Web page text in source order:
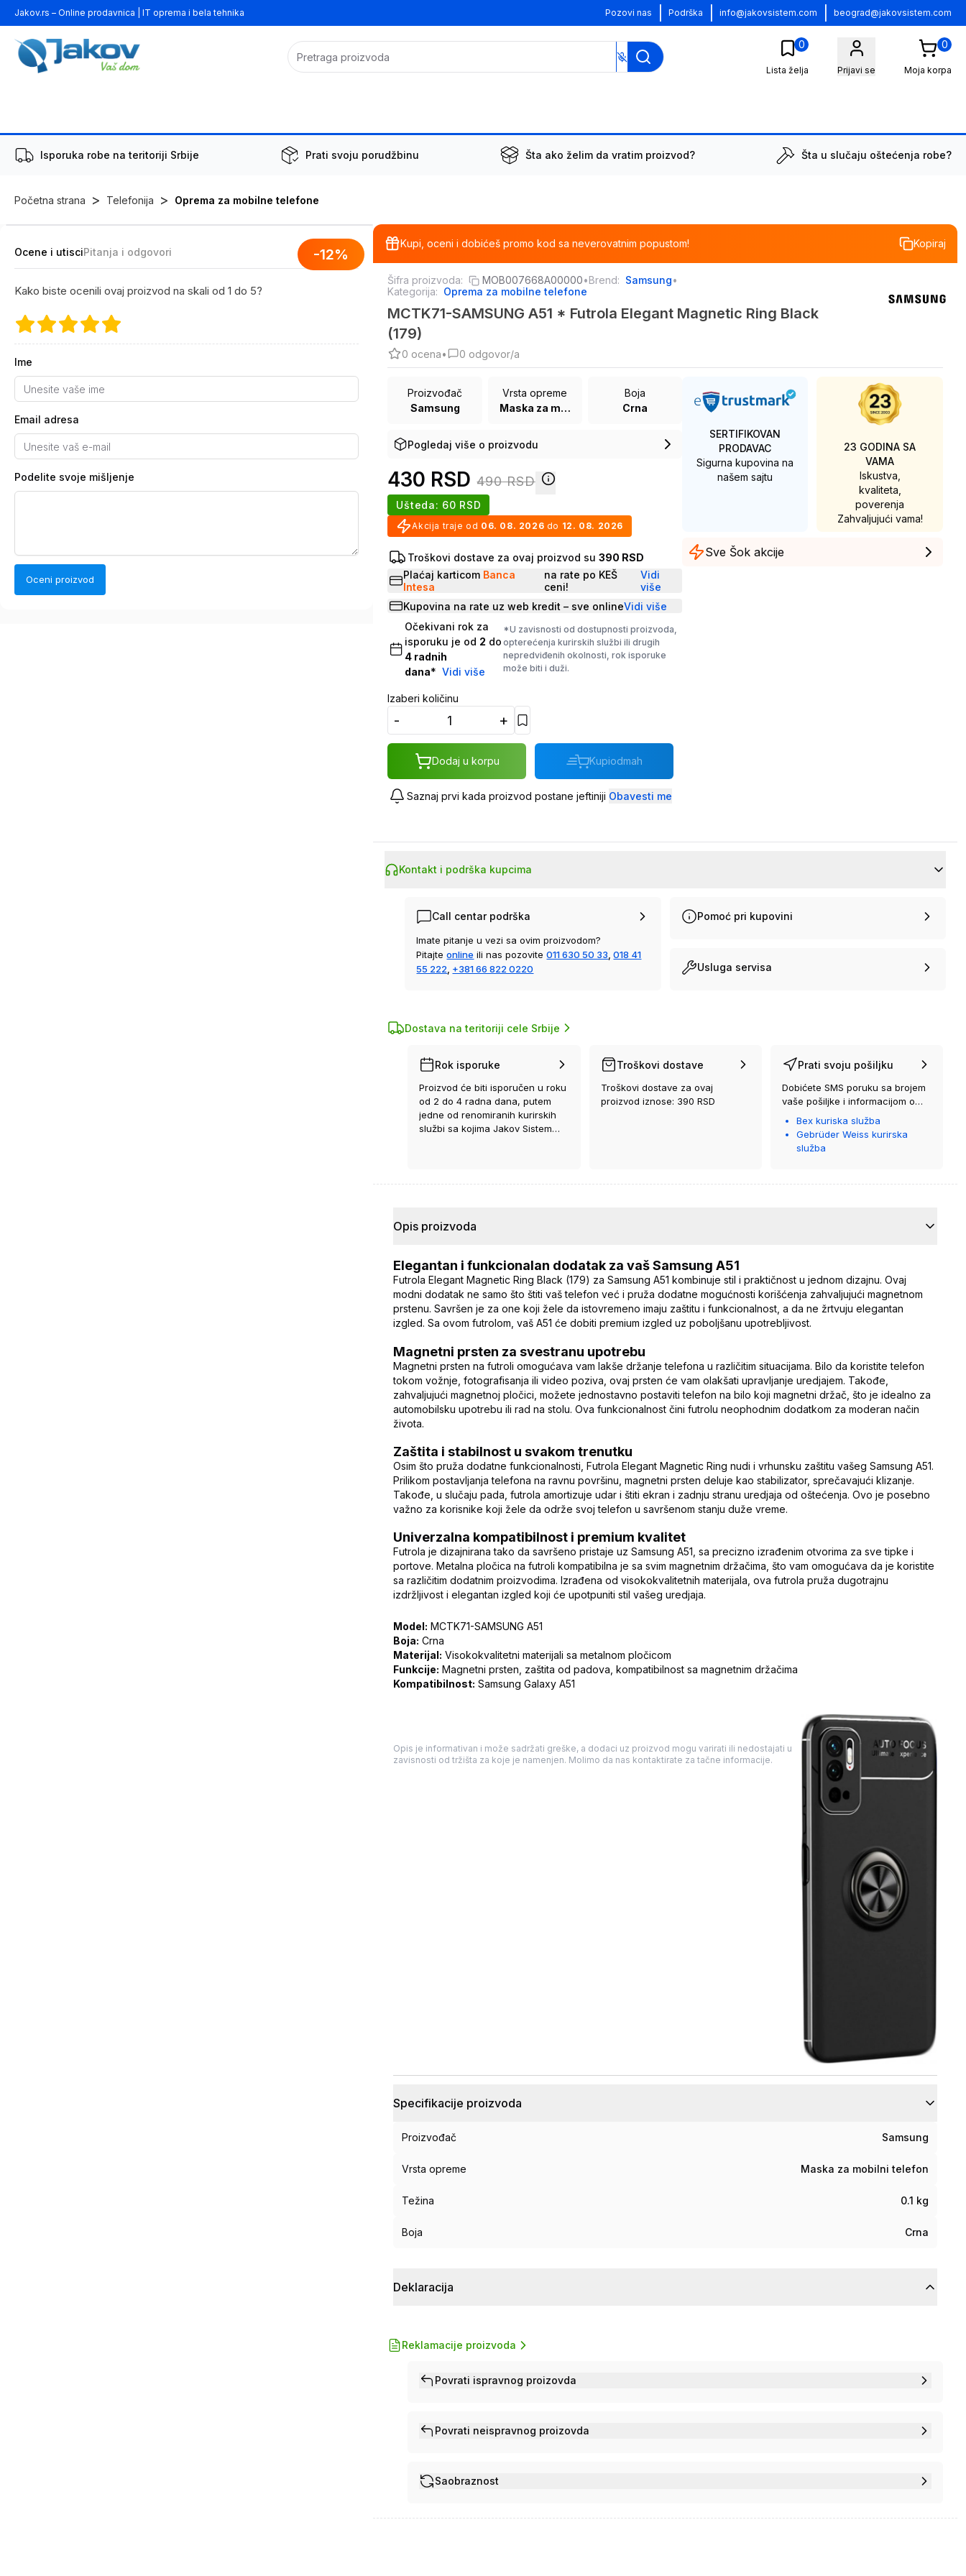
Jakov.rs – Online prodavnica | IT oprema i bela tehnika Pozovi nas Podrška info@jakovsistem.com beograd@jakovsistem.com
0
Lista želja Prijavi se
0
Moja korpa
Isporuka robe na teritoriji Srbije Prati svoju porudžbinu Šta ako želim da vratim proizvod? Šta u slučaju oštećenja robe?
Početna strana > Telefonija > Oprema za mobilne telefone
-12%
Ocene i utisciPitanja i odgovori
Kako biste ocenili ovaj proizvod na skali od 1 do 5?
Ime
Email adresa
Podelite svoje mišljenje
Oceni proizvod
Kupi, oceni i dobićeš promo kod sa neverovatnim popustom! Kopiraj
Šifra proizvoda: MOB007668A00000•Brend: Samsung•
Kategorija: Oprema za mobilne telefone
MCTK71-SAMSUNG A51 * Futrola Elegant Magnetic Ring Black
(179)
0 ocena• 0 odgovor/a
Proizvođač
Samsung
Vrsta opreme
Maska za mobilni telefon
Boja
Crna
Pogledaj više o proizvodu
430 RSD 490RSD
Ušteda: 60 RSD
Akcija traje od 06. 08. 2026 do 12. 08. 2026
Troškovi dostave za ovaj proizvod su 390 RSD
Plaćaj karticom Banca
Intesa
na rate po KEŠ
ceni!
Vidi
više
Kupovina na rate uz web kredit – sve onlineVidi više
Očekivani rok za
isporuku je od 2 do
4 radnih
dana* Vidi više
*U zavisnosti od dostupnosti proizvoda,
opterećenja kurirskih službi ili drugih
nepredviđenih okolnosti, rok isporuke
može biti i duži.
Izaberi količinu
- +
Dodaj u korpu Kupiodmah
Saznaj prvi kada proizvod postane jeftiniji Obavesti me
SERTIFIKOVAN
PRODAVAC
Sigurna kupovina na
našem sajtu
23 GODINA SA
VAMA
Iskustva,
kvaliteta,
poverenja
Zahvaljujući vama!
Sve Šok akcije
Kontakt i podrška kupcima
Call centar podrška
Imate pitanje u vezi sa ovim proizvodom?
Pitajte online ili nas pozovite 011 630 50 33 018 41
55 222 +381 66 822 0220
Pomoć pri kupovini
Usluga servisa
Dostava na teritoriji cele Srbije
Rok isporuke
Proizvod će biti isporučen u roku
od 2 do 4 radna dana, putem
jedne od renomiranih kurirskih
službi sa kojima Jakov Sistem
Troškovi dostave
Troškovi dostave za ovaj
proizvod iznose: 390 RSD
Prati svoju pošiljku
Dobićete SMS poruku sa brojem
vaše pošiljke i informacijom o
kurirskoj službi koja će vam je
Bex kuriska služba
Gebrüder Weiss kurirska
služba
Opis proizvoda
Elegantan i funkcionalan dodatak za vaš Samsung A51
Futrola Elegant Magnetic Ring Black (179) za Samsung A51 kombinuje stil i praktičnost u jednom dizajnu. Ovaj
modni dodatak ne samo što štiti vaš telefon već i pruža dodatne mogućnosti korišćenja zahvaljujući magnetnom
prstenu. Savršen je za one koji žele da istovremeno imaju zaštitu i funkcionalnost, a da ne žrtvuju elegantan
izgled. Sa ovom futrolom, vaš A51 će dobiti premium izgled uz poboljšanu upotrebljivost.
Magnetni prsten za svestranu upotrebu
Magnetni prsten na futroli omogućava vam lakše držanje telefona u različitim situacijama. Bilo da koristite telefon
tokom vožnje, fotografisanja ili video poziva, ovaj prsten će vam olakšati upravljanje uredjajem. Takođe,
zahvaljujući magnetnoj pločici, možete jednostavno postaviti telefon na bilo koji magnetni držač, što je idealno za
automobilsku upotrebu ili rad na stolu. Ova funkcionalnost čini futrolu neophodnim dodatkom za moderan način
života.
Zaštita i stabilnost u svakom trenutku
Osim što pruža dodatne funkcionalnosti, Futrola Elegant Magnetic Ring nudi i vrhunsku zaštitu vašeg Samsung A51.
Prilikom postavljanja telefona na ravnu površinu, magnetni prsten deluje kao stabilizator, sprečavajući klizanje.
Takođe, u slučaju pada, futrola amortizuje udar i štiti ekran i zadnju stranu uredjaja od oštećenja. Ovo je posebno
važno za korisnike koji žele da održe svoj telefon u savršenom stanju duže vreme.
Univerzalna kompatibilnost i premium kvalitet
Futrola je dizajnirana tako da savršeno pristaje uz Samsung A51, sa precizno izrađenim otvorima za sve tipke i
portove. Metalna pločica na futroli kompatibilna je sa svim magnetnim držačima, što vam omogućava da je koristite
sa različitim dodatnim proizvodima. Izrađena od visokokvalitetnih materijala, ova futrola pruža dugotrajnu
izdržljivost i elegantan izgled koji će upotpuniti stil vašeg uredjaja.
Model: MCTK71-SAMSUNG A51
Boja: Crna
Materijal: Visokokvalitetni materijali sa metalnom pločicom
Funkcije: Magnetni prsten, zaštita od padova, kompatibilnost sa magnetnim držačima
Kompatibilnost: Samsung Galaxy A51
Opis je informativan i može sadržati greške, a dodaci uz proizvod mogu varirati ili nedostajati u
zavisnosti od tržišta za koje je namenjen. Molimo da nas kontaktirate za tačne informacije.
Specifikacije proizvoda
Proizvođač Samsung
Vrsta opreme Maska za mobilni telefon
Težina 0.1 kg
Boja Crna
Deklaracija
Reklamacije proizvoda
Povrati ispravnog proizovda
Povrati neispravnog proizovda
Saobraznost